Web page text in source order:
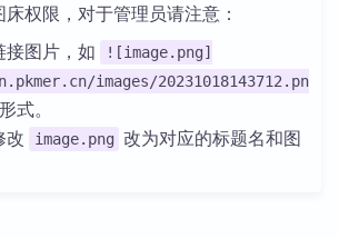
权限，对于管理员请注意：
接图片，如
![image.png]
images/20231018143712.pn
式。
改
image.png 改为对应的标题名和图